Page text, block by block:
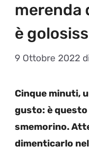
merenda
è
9 Ottobre 2022
Cinque minuti,
gusto: è
smemorino.
dimenticarlo